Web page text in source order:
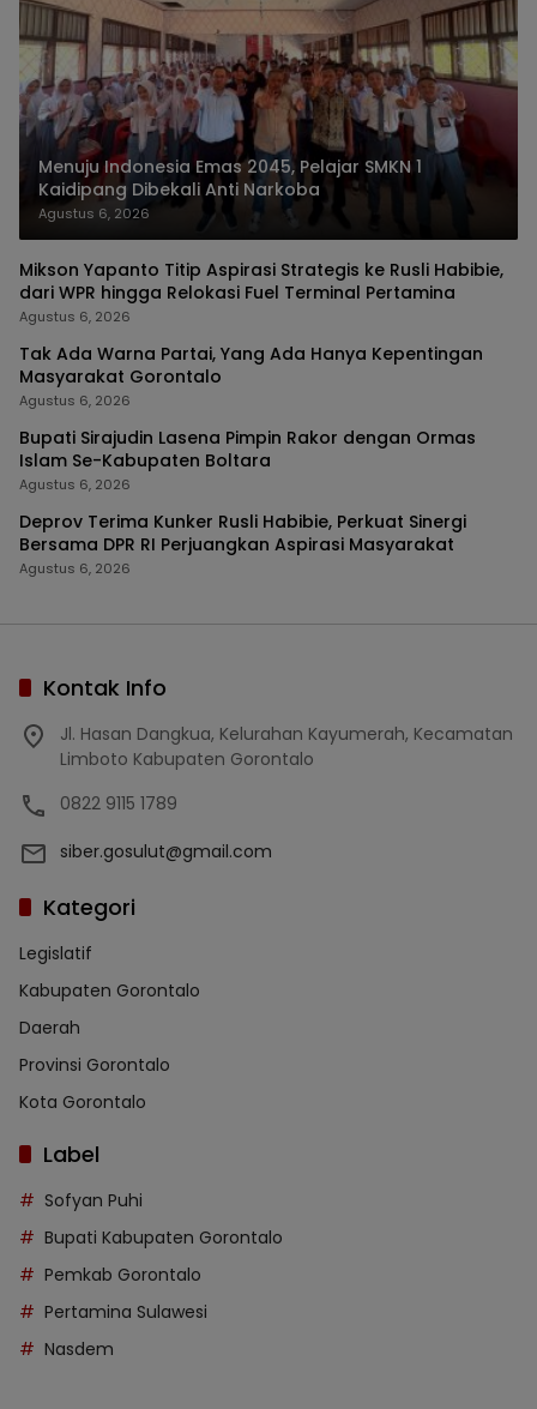
Menuju Indonesia Emas 2045, Pelajar SMKN 1
Kaidipang Dibekali Anti Narkoba
Agustus 6, 2026
Mikson Yapanto Titip Aspirasi Strategis ke Rusli Habibie,
dari WPR hingga Relokasi Fuel Terminal Pertamina
Agustus 6, 2026
Tak Ada Warna Partai, Yang Ada Hanya Kepentingan
Masyarakat Gorontalo
Agustus 6, 2026
Bupati Sirajudin Lasena Pimpin Rakor dengan Ormas
Islam Se-Kabupaten Boltara
Agustus 6, 2026
Deprov Terima Kunker Rusli Habibie, Perkuat Sinergi
Bersama DPR RI Perjuangkan Aspirasi Masyarakat
Agustus 6, 2026
Kontak Info
Jl. Hasan Dangkua, Kelurahan Kayumerah, Kecamatan
Limboto Kabupaten Gorontalo
0822 9115 1789
siber.gosulut@gmail.com
Kategori
Legislatif
Kabupaten Gorontalo
Daerah
Provinsi Gorontalo
Kota Gorontalo
Label
Sofyan Puhi
Bupati Kabupaten Gorontalo
Pemkab Gorontalo
Pertamina Sulawesi
Nasdem